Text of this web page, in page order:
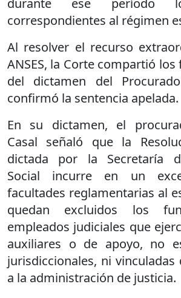
correspondientes al régimen
Al resolver el recurso
ANSES, la Corte compartió
del dictamen del
confirmó la sentencia apelada.
En su dictamen, el
Casal señaló que la
dictada por la Secretaría
Social incurre en un
facultades reglamentarias al
quedan excluidos los
empleados judiciales que
auxiliares o de apoyo, no
jurisdiccionales, ni
a la administración de justicia.